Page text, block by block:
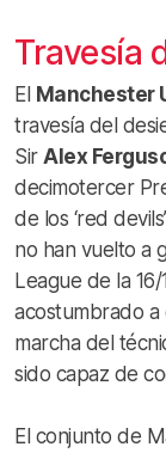
Travesía
El Manchester
travesía del
Sir Alex
decimotercer
de los ‘red
no han vuelto a
League de la
acostumbrado a
marcha del
sido capaz de
El conjunto de